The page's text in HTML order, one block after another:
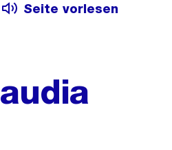
Seite vorlesen